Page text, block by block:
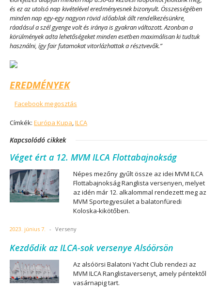
és ez az utolsó nap kivételével eredményesnek bizonyult. Összességében
minden nap egy-egy nagyon rövid időablak állt rendelkezésünkre,
ráadásul a szél gyenge volt és iránya is gyakran változott. Azonban a
körülmények adta lehetőségeket minden esetben maximálisan ki tudtuk
használni, így fair futamokat vitorlázhattak a résztvevők.”
EREDMÉNYEK
Facebook megosztás
Címkék: Európa Kupa,ILCA
Kapcsolódó cikkek
Véget ért a 12. MVM ILCA Flottabajnokság
Népes mezőny gyűlt össze az idei MVM ILCA
Flottabajnokság Ranglista versenyen, melyet
az idén már 12. alkalommal rendezett meg az
MVM Sportegyesület a balatonfüredi
Koloska-kikötőben.
2023. június 7. - Verseny
Kezdődik az ILCA-sok versenye Alsóörsön
Az alsóörsi Balatoni Yacht Club rendezi az
MVM ILCA Ranglistaversenyt, amely péntektől
vasárnapig tart.